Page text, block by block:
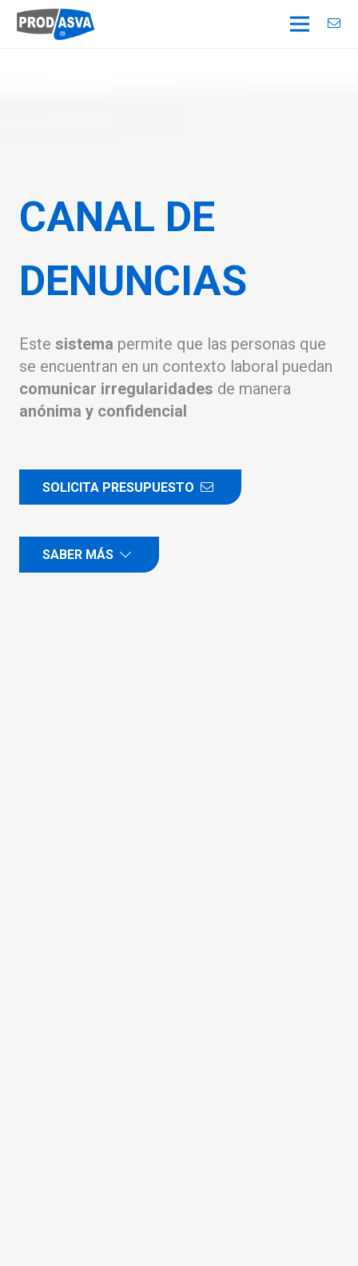
CANAL DE
DENUNCIAS
Este sistema permite que las personas que
se encuentran en un contexto laboral puedan
comunicar irregularidades de manera
anónima y confidencial
SOLICITA PRESUPUESTO
SABER MÁS